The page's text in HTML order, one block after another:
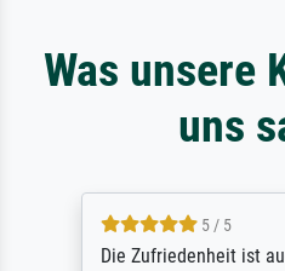
Was unsere
uns
5 / 5
Die Zufriedenheit ist